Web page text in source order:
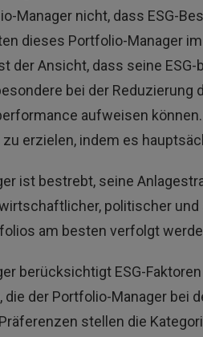
Manager nicht, dass ESG-
dieses Portfolio-Manager
der Ansicht, dass seine
bei der Reduzierung
aufweisen
erzielen, indem es
ist bestrebt, seine
politischer
am besten verfolgt
berücksichtigt ESG-
die der Portfolio-Manager bei
stellen die